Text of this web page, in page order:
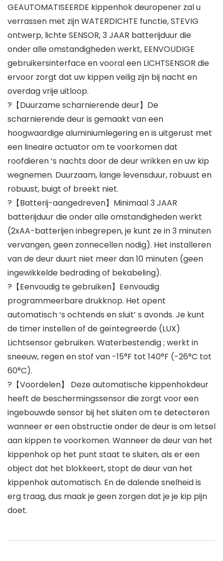
GEAUTOMATISEERDE kippenhok deuropener zal u
verrassen met zijn WATERDICHTE functie, STEVIG
ontwerp, lichte SENSOR, 3 JAAR batterijduur die
onder alle omstandigheden werkt, EENVOUDIGE
gebruikersinterface en vooral een LICHTSENSOR die
ervoor zorgt dat uw kippen veilig zijn bij nacht en
overdag vrije uitloop.
?【Duurzame scharnierende deur】De
scharnierende deur is gemaakt van een
hoogwaardige aluminiumlegering en is uitgerust met
een lineaire actuator om te voorkomen dat
roofdieren ‘s nachts door de deur wrikken en uw kip
wegnemen. Duurzaam, lange levensduur, robuust en
robuust, buigt of breekt niet.
?【Batterij-aangedreven】Minimaal 3 JAAR
batterijduur die onder alle omstandigheden werkt
(2xAA-batterijen inbegrepen, je kunt ze in 3 minuten
vervangen, geen zonnecellen nodig). Het installeren
van de deur duurt niet meer dan 10 minuten (geen
ingewikkelde bedrading of bekabeling).
?【Eenvoudig te gebruiken】Eenvoudig
programmeerbare drukknop. Het opent
automatisch ‘s ochtends en sluit’ s avonds. Je kunt
de timer instellen of de geïntegreerde (LUX)
Lichtsensor gebruiken. Waterbestendig ; werkt in
sneeuw, regen en stof van -15°F tot 140°F (-26°C tot
60°C).
?【Voordelen】 Deze automatische kippenhokdeur
heeft de beschermingssensor die zorgt voor een
ingebouwde sensor bij het sluiten om te detecteren
wanneer er een obstructie onder de deur is om letsel
aan kippen te voorkomen. Wanneer de deur van het
kippenhok op het punt staat te sluiten, als er een
object dat het blokkeert, stopt de deur van het
kippenhok automatisch. En de dalende snelheid is
erg traag, dus maak je geen zorgen dat je je kip pijn
doet.